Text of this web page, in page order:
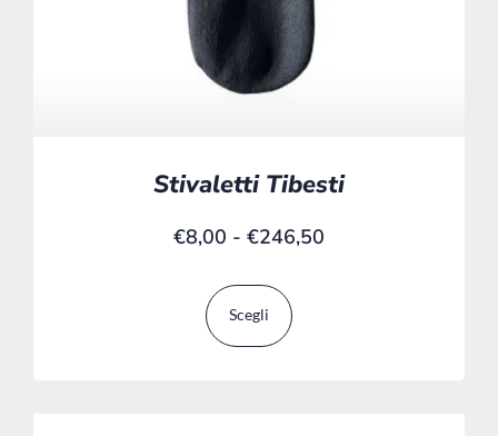
Stivaletti Tibesti
€8,00 - €246,50
Scegli